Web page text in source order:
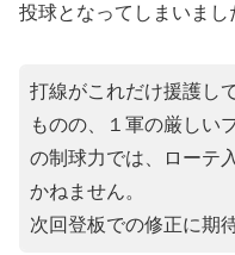
投球となってしまいまし
打線がこれだけ援護し
ものの、１軍の厳しい
の制球力では、ローテ
かねません。
次回登板での修正に期